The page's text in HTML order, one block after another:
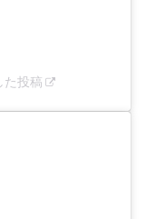
た投稿